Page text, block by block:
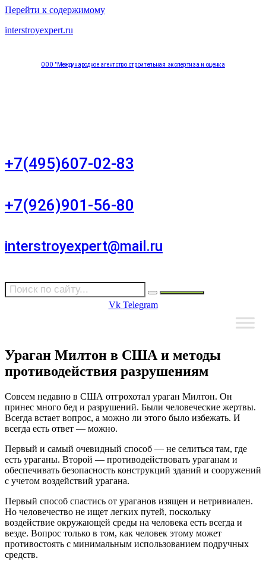
Перейти к содержимому
interstroyexpert.ru
ООО "Международное агентство строительная экспертиза и оценка
+7(495)607-02-83
+7(926)901-56-80
interstroyexpert@mail.ru
Vk Telegram
Ураган Милтон в США и методы
противодействия разрушениям
Совсем недавно в США отгрохотал ураган Милтон. Он
принес много бед и разрушений. Были человеческие жертвы.
Всегда встает вопрос, а можно ли этого было избежать. И
всегда есть ответ — можно.
Первый и самый очевидный способ — не селиться там, где
есть ураганы. Второй — противодействовать ураганам и
обеспечивать безопасность конструкций зданий и сооружений
с учетом воздействий урагана.
Первый способ спастись от ураганов изящен и нетривиален.
Но человечество не ищет легких путей, поскольку
воздействие окружающей среды на человека есть всегда и
везде. Вопрос только в том, как человек этому может
противостоять с минимальным использованием подручных
средств.